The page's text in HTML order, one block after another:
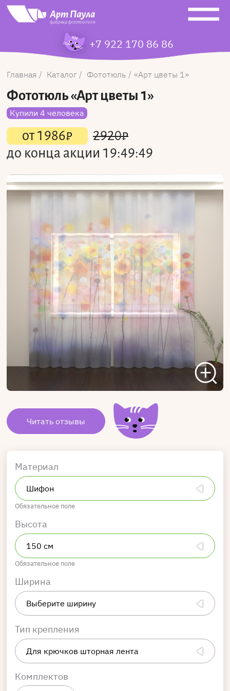
+7 922 170 86 86
Главная Каталог Фототюль Арт цветы 1
Фототюль«Арт цветы 1»
Купили 4 человека
от1986₽ 2920₽
до конца акции 19:49:49
Читать отзывы
Материал
Обязательное поле
Высота
Обязательное поле
Ширина
Тип крепления
Комплектов